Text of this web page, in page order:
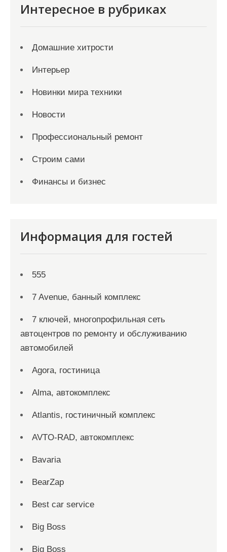
Интересное в рубриках
Домашние хитрости
Интерьер
Новинки мира техники
Новости
Профессиональный ремонт
Строим сами
Финансы и бизнес
Информация для гостей
555
7 Avenue, банный комплекс
7 ключей, многопрофильная сеть
автоцентров по ремонту и обслуживанию
автомобилей
Agora, гостиница
Alma, автокомплекс
Atlantis, гостиничный комплекс
AVTO-RAD, автокомплекс
Bavaria
BearZap
Best car service
Big Boss
Big Boss